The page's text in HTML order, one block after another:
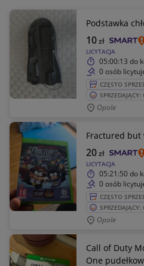
Podstawka
LICYTACJA
10zł
05:00:13 do
0 osób
CZĘSTO
Opole
Fractured but
LICYTACJA
20zł
05:21:50do
0 osób
CZĘSTO
Opole
Call of Duty
One